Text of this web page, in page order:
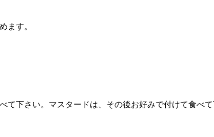
ます。
て下さい。マスタードは、その後お好みで付けて食べ